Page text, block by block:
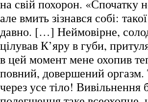
на свій похорон. «Спочатку
але вмить зізнався собі:
давно. […] Неймовірне,
цілував К’яру в губи,
в цей момент мене охопив
повний, довершений
через усе тіло!